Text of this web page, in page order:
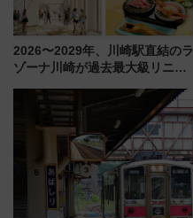
2026〜2029年、川崎駅直結のラ
ゾーナ川崎が過去最大級リニュ
「いつから何が変わるか」徹底